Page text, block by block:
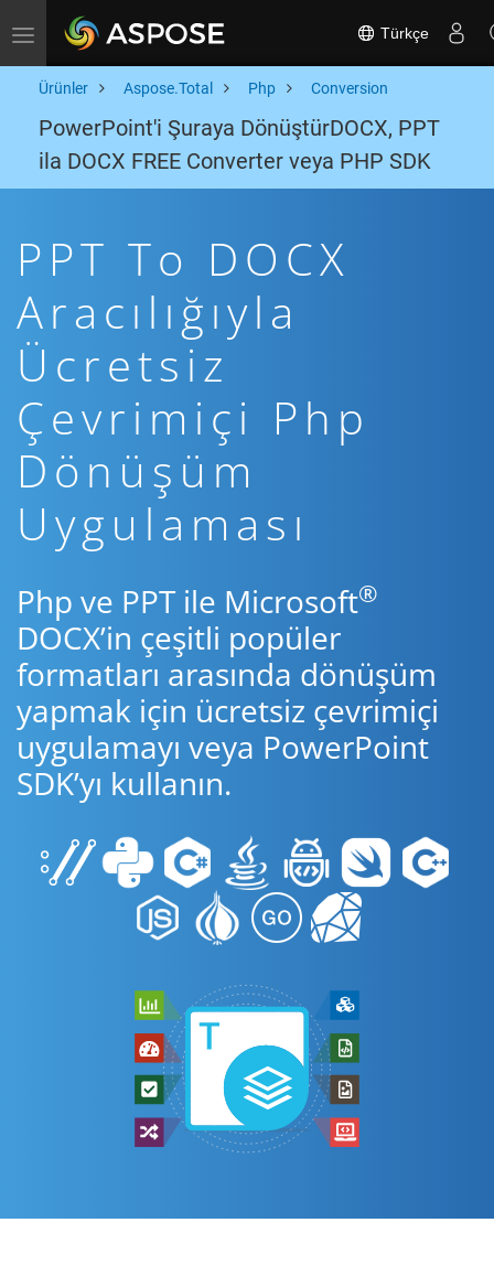
Toggle navigation Türkçe
Ürünler Aspose.Total Php Conversion
PowerPoint'i Şuraya DönüştürDOCX, PPT
ila DOCX FREE Converter veya PHP SDK
PPT To DOCX
Aracılığıyla
Ücretsiz
Çevrimiçi Php
Dönüşüm
Uygulaması
Php ve PPT ile Microsoft®
DOCX’in çeşitli popüler
formatları arasında dönüşüm
yapmak için ücretsiz çevrimiçi
uygulamayı veya PowerPoint
SDK’yı kullanın.